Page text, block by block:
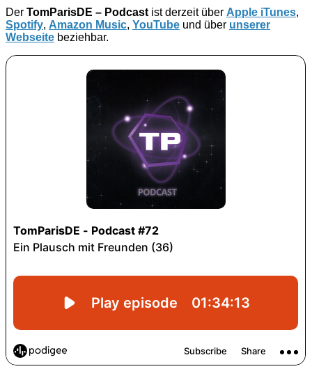
Der TomParisDE – Podcast ist derzeit über Apple iTunes,
Spotify, Amazon Music, YouTube und über unserer
Webseite beziehbar.